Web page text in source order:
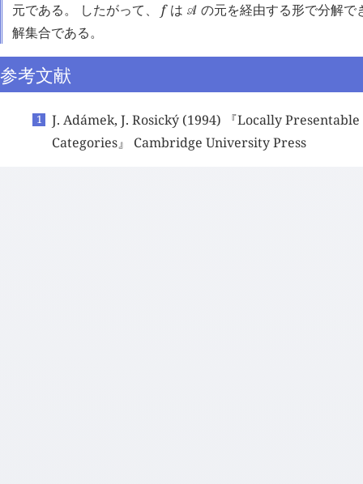
元である。 したがって、 fは 󰒘 の元を経由する形で分解
解集合である。
参考文献
J. Adámek, J. Rosický (1994) 『Locally
Categories』 Cambridge University Press